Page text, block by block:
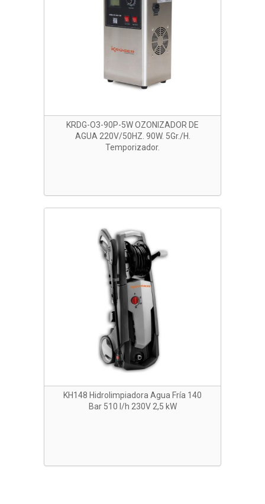
KRDG-O3-90P-5W OZONIZADOR DE
AGUA 220V/50HZ. 90W. 5Gr./H.
Temporizador.
KH148 Hidrolimpiadora Agua Fría 140
Bar 510 l/h 230V 2,5 kW